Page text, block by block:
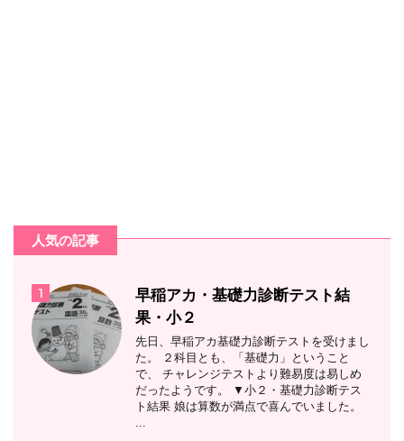
人気の記事
1
早稲アカ・基礎力診断テスト結
果・小２
先日、早稲アカ基礎力診断テストを受けまし
た。 ２科目とも、「基礎力」ということ
で、 チャレンジテストより難易度は易しめ
だったようです。 ▼小２・基礎力診断テス
ト結果 娘は算数が満点で喜んでいました。
...